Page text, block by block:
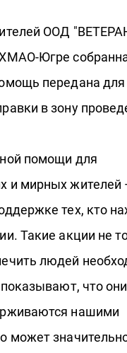
ООД
Югре
передана для
в зону
помощи для
и мирных жителей
тех, кто
Такие акции не
людей
что
нашими
может